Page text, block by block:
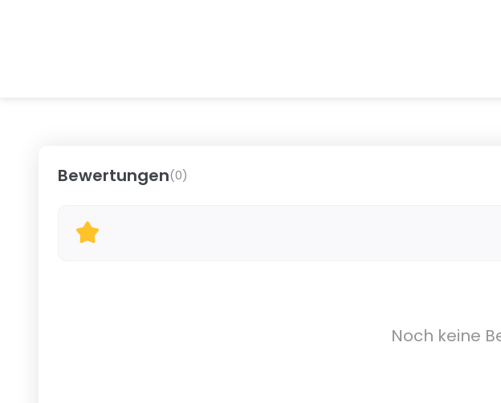
Bewertungen(0)
Noch keine